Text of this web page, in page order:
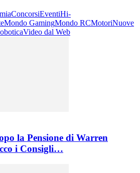
ConcorsiEventiHi-
Mondo GamingMondo RCMotoriNuove
Video dal Web
la Pensione di Warren
i Consigli…